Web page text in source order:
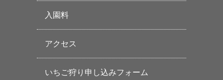
入園料
アクセス
いちご狩り申し込みフォーム